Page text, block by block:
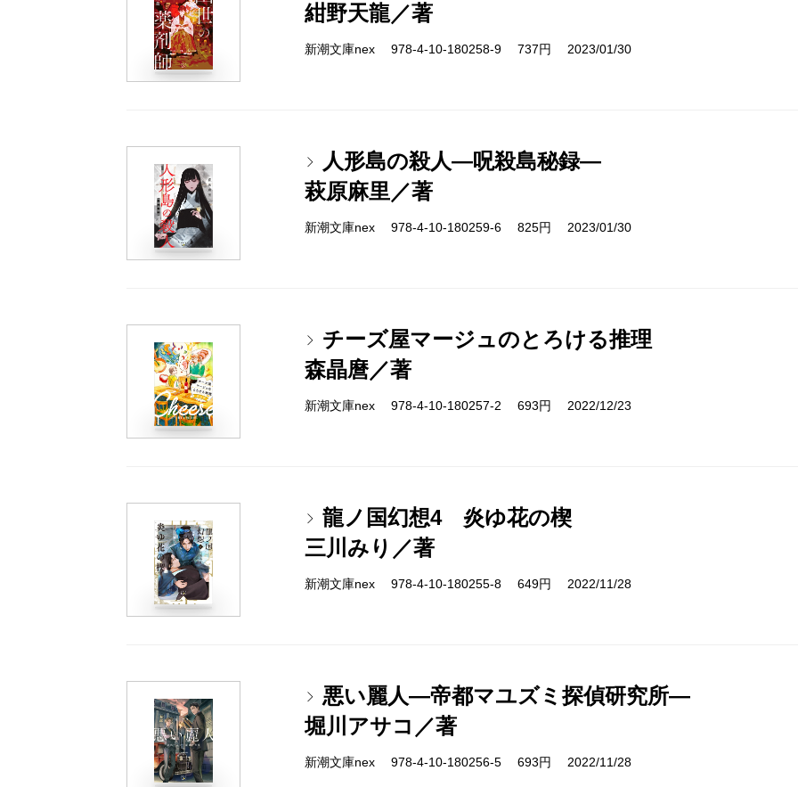
紺野天龍／著
新潮文庫nex 978-4-10-180258-9 737円 2023/01/30
人形島の殺人―呪殺島秘録―
萩原麻里／著
新潮文庫nex 978-4-10-180259-6 825円 2023/01/30
チーズ屋マージュのとろける推理
森晶麿／著
新潮文庫nex 978-4-10-180257-2 693円 2022/12/23
龍ノ国幻想4 炎ゆ花の楔
三川みり／著
新潮文庫nex 978-4-10-180255-8 649円 2022/11/28
悪い麗人―帝都マユズミ探偵研究所―
堀川アサコ／著
新潮文庫nex 978-4-10-180256-5 693円 2022/11/28